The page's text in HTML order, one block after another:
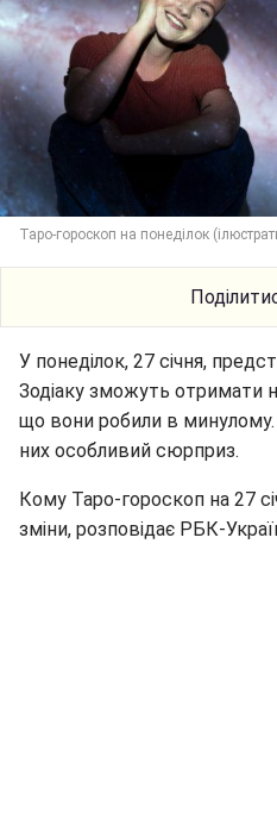
Таро-гороскоп на понеділок
У понеділок, 27 січня,
Зодіаку зможуть отримати
що вони робили в минулому.
них особливий сюрприз.
Кому Таро-гороскоп на 27
зміни, розповідає РБК-